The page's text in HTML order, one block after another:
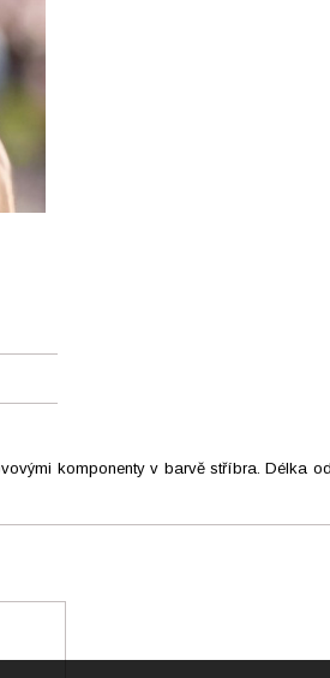
komponenty v barvě stříbra. Délka